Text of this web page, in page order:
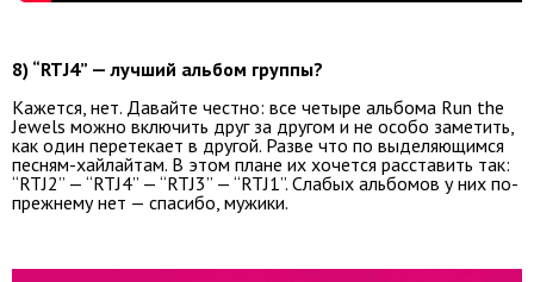
8) “RTJ4” — лучший альбом группы?
Кажется, нет. Давайте честно: все четыре альбома Run the
Jewels можно включить друг за другом и не особо заметить,
как один перетекает в другой. Разве что по выделяющимся
песням-хайлайтам. В этом плане их хочется расставить так:
“RTJ2” — “RTJ4” — “RTJ3” — “RTJ1”. Слабых альбомов у них по-
прежнему нет — спасибо, мужики.